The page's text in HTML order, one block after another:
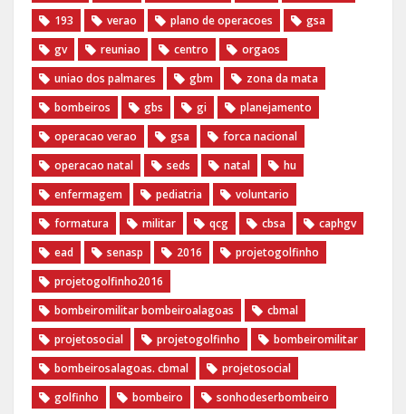
193
verao plano de operacoes
gsa
gv
reuniao centro
orgaos
uniao dos palmares
gbm
zona da mata
bombeiros
gbs gi
planejamento
operacao verao
gsa
forca nacional
operacao natal
seds natal
hu
enfermagem
pediatria
voluntario
formatura
militar qcg cbsa
caphgv
ead
senasp 2016
projetogolfinho
projetogolfinho2016
bombeiromilitar bombeiroalagoas
cbmal
projetosocial
projetogolfinho
bombeiromilitar
bombeirosalagoas. cbmal
projetosocial
golfinho
bombeiro sonhodeserbombeiro